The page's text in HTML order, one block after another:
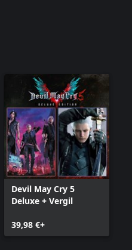
Devil May Cry 5
Deluxe + Vergil
39,98 €+